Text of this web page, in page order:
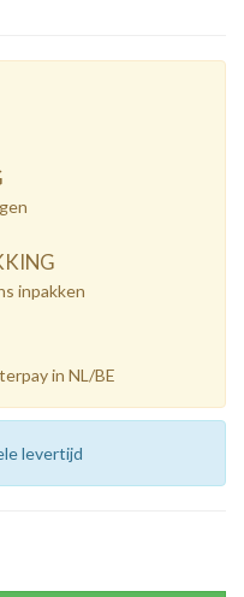
inpakken
in NL/BE
levertijd